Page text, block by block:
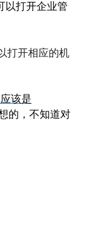
以打开企业管
打开相应的机
该是
的，不知道对